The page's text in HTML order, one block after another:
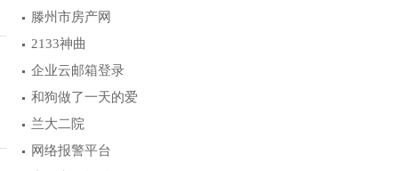
滕州市房产网
2133神曲
企业云邮箱登录
和狗做了一天的爱
兰大二院
网络报警平台